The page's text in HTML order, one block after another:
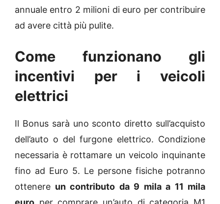
annuale entro 2 milioni di euro per contribuire
ad avere città più pulite.
Come funzionano gli
incentivi per i veicoli
elettrici
Il Bonus sarà uno sconto diretto sull’acquisto
dell’auto o del furgone elettrico. Condizione
necessaria è rottamare un veicolo inquinante
fino ad Euro 5. Le persone fisiche potranno
ottenere un contributo da 9 mila a 11 mila